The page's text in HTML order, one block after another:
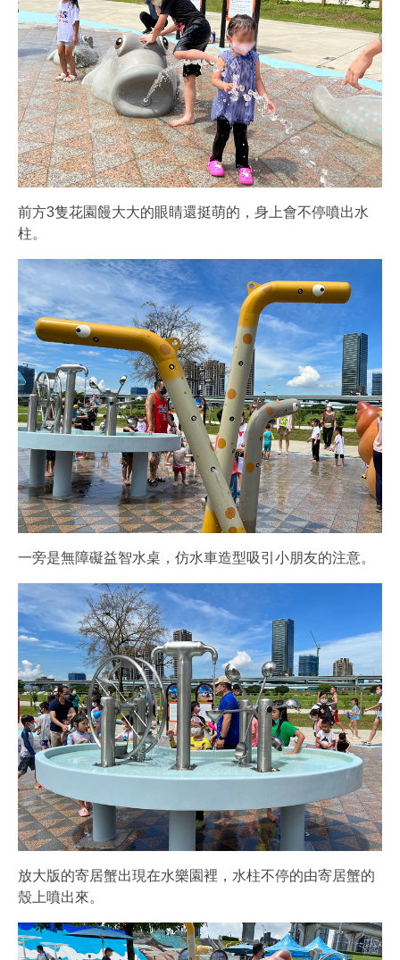
前方3隻花園饅大大的眼睛還挺萌的，身上會不停噴出水
柱。
一旁是無障礙益智水桌，仿水車造型吸引小朋友的注意。
放大版的寄居蟹出現在水樂園裡，水柱不停的由寄居蟹的
殼上噴出來。